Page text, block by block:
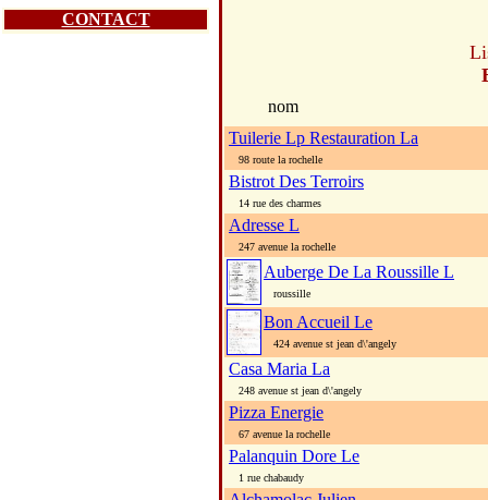
CONTACT
nom
Tuilerie Lp Restauration La
98 route la rochelle
Bistrot Des Terroirs
14 rue des charmes
Adresse L
247 avenue la rochelle
Auberge De La Roussille L
roussille
Bon Accueil Le
424 avenue st jean d\'angely
Casa Maria La
248 avenue st jean d\'angely
Pizza Energie
67 avenue la rochelle
Palanquin Dore Le
1 rue chabaudy